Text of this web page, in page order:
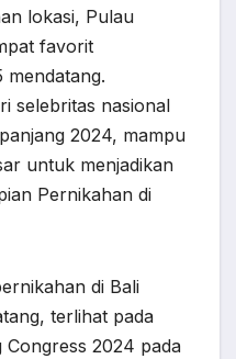
lokasi, Pulau
favorit
mendatang.
selebritas nasional
2024, mampu
untuk menjadikan
Pernikahan di
di Bali
terlihat pada
Congress 2024 pada